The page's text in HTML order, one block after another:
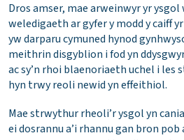
Dros amser, mae arweinwyr yr ysgol
weledigaeth ar gyfer y modd y caiff
yw darparu cymuned hynod
meithrin disgyblion i fod yn
ac sy’n rhoi blaenoriaeth uchel i les
hyn trwy reoli newid yn effeithiol.
Mae strwythur rheoli’r ysgol yn
ei dosrannu a’i rhannu gan bron pob